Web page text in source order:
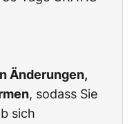
Änderungen,
, sodass Sie
sich